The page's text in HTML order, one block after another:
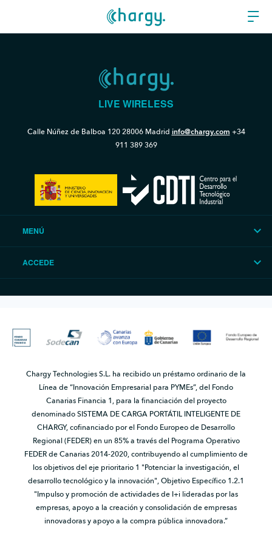
LIVE WIRELESS
Calle Núñez de Balboa 12028006 Madrid info@chargy.com +34
911 389 369
MENÚ
ACCEDE
Chargy Technologies S.L. ha recibido un préstamo ordinario de la
Línea de “Innovación Empresarial para PYMEs”, del Fondo
Canarias Financia 1, para la financiación del proyecto
denominado SISTEMA DE CARGA PORTÁTIL INTELIGENTE DE
CHARGY, cofinanciado por el Fondo Europeo de Desarrollo
Regional (FEDER) en un 85% a través del Programa Operativo
FEDER de Canarias 2014-2020, contribuyendo al cumplimiento de
los objetivos del eje prioritario 1 "Potenciar la investigación, el
desarrollo tecnológico y la innovación", Objetivo Específico 1.2.1
"Impulso y promoción de actividades de I+i lideradas por las
empresas, apoyo a la creación y consolidación de empresas
innovadoras y apoyo a la compra pública innovadora.”